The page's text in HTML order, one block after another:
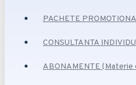
PACHETE
CONSULTANTA
ABONAMENTE (Materie